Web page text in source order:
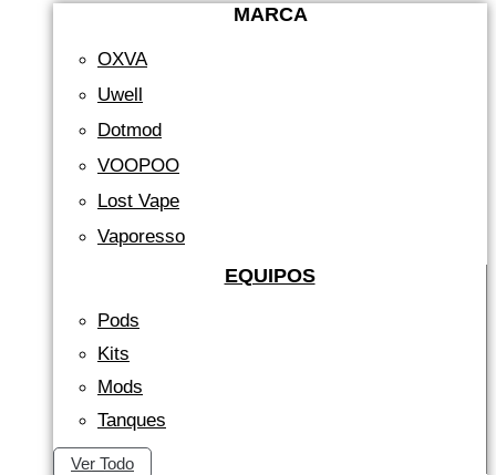
MARCA
OXVA
Uwell
Dotmod
VOOPOO
Lost Vape
Vaporesso
EQUIPOS
Pods
Kits
Mods
Tanques
Ver Todo